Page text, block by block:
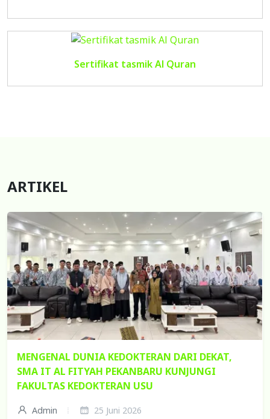
Sertifikat tasmik Al Quran
ARTIKEL
MENGENAL DUNIA KEDOKTERAN DARI DEKAT,
SMA IT AL FITYAH PEKANBARU KUNJUNGI
FAKULTAS KEDOKTERAN USU
Admin 25 Juni 2026